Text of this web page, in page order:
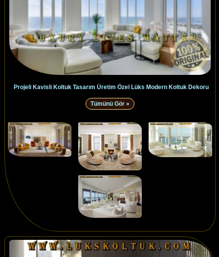
Projeli Kavisli Koltuk Tasarım Üretim Özel Lüks Modern Koltuk Dekoru
Tümünü Gör »